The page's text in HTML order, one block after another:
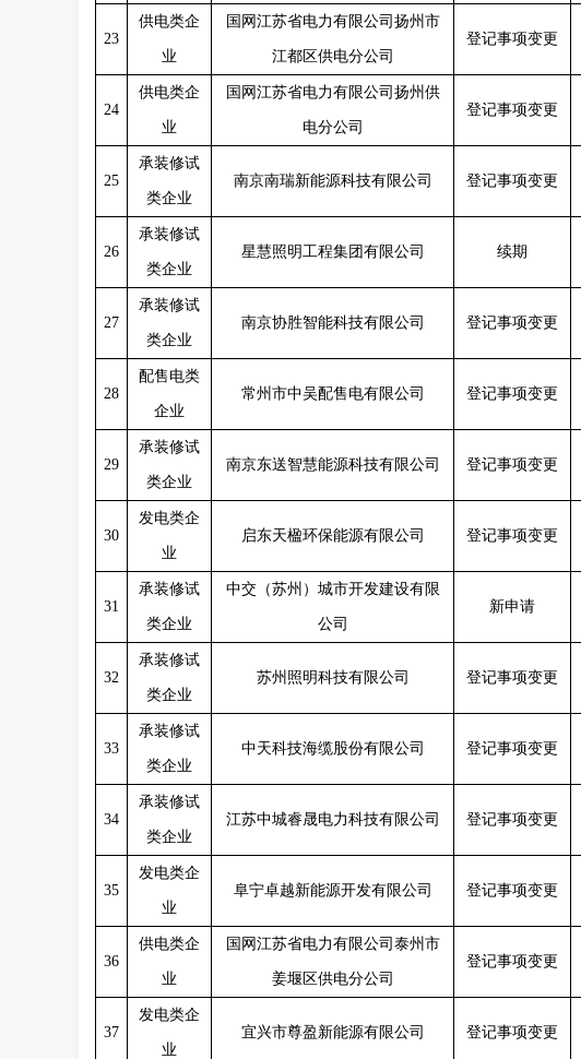
23
供电类企
业
国网江苏省电力有限公司扬州市
江都区供电分公司
登记事项变更
24
供电类企
业
国网江苏省电力有限公司扬州供
电分公司
登记事项变更
25
承装修试
类企业
南京南瑞新能源科技有限公司 登记事项变更
26
承装修试
类企业
星慧照明工程集团有限公司 续期
27
承装修试
类企业
南京协胜智能科技有限公司 登记事项变更
28
配售电类
企业
常州市中吴配售电有限公司 登记事项变更
29
承装修试
类企业
南京东送智慧能源科技有限公司 登记事项变更
30
发电类企
业
启东天楹环保能源有限公司 登记事项变更
31
承装修试
类企业
中交（苏州）城市开发建设有限
公司
新申请
32
承装修试
类企业
苏州照明科技有限公司 登记事项变更
33
承装修试
类企业
中天科技海缆股份有限公司 登记事项变更
34
承装修试
类企业
江苏中城睿晟电力科技有限公司 登记事项变更
35
发电类企
业
阜宁卓越新能源开发有限公司 登记事项变更
36
供电类企
业
国网江苏省电力有限公司泰州市
姜堰区供电分公司
登记事项变更
37
发电类企
业
宜兴市尊盈新能源有限公司 登记事项变更